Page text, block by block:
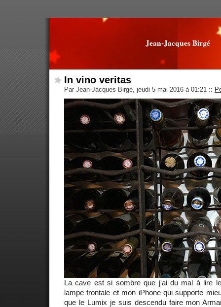
Jean-Jacques Birgé
In vino veritas
Par Jean-Jacques Birgé, jeudi 5 mai 2016 à 01:21 ::
La cave est si sombre que j'ai du mal à lire
lampe frontale et mon iPhone qui supporte
que le Lumix je suis descendu faire mon